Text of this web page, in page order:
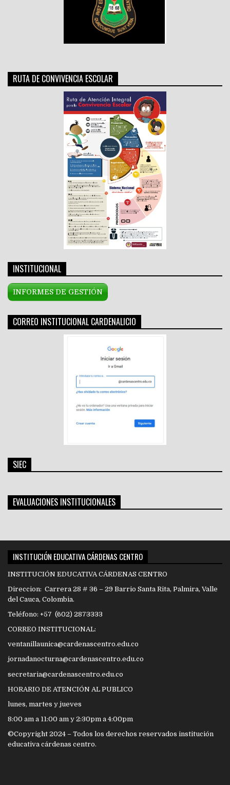
RUTA DE CONVIVENCIA ESCOLAR
INSTITUCIONAL
INFORMES DE GESTIÓN
CORREO INSTITUCIONAL CARDENALICIO
SIEC
EVALUACIONES INSTITUCIONALES
INSTITUCIÓN EDUCATIVA CÁRDENAS CENTRO
INSTITUCIÓN EDUCATIVA CÁRDENAS CENTRO
Direccion: Carrera 28 # 36 – 29 Barrio Santa Rita, Palmira, Valle
del Cauca, Colombia.
Teléfono: +57 (602) 2873333
CORREO INSTITUCIONAL:
ventanillaunica@cardenascentro.edu.co
jornadanocturna@cardenascentro.edu.co
secretaria@cardenascentro.edu.co
HORARIO DE ATENCIÓN AL PUBLICO
lunes, martes y jueves
8:00 am a 11:00 am y 2:30pm a 4:00pm
©Copyright 2024 – Todos los derechos reservados institución
educativa cárdenas centro.